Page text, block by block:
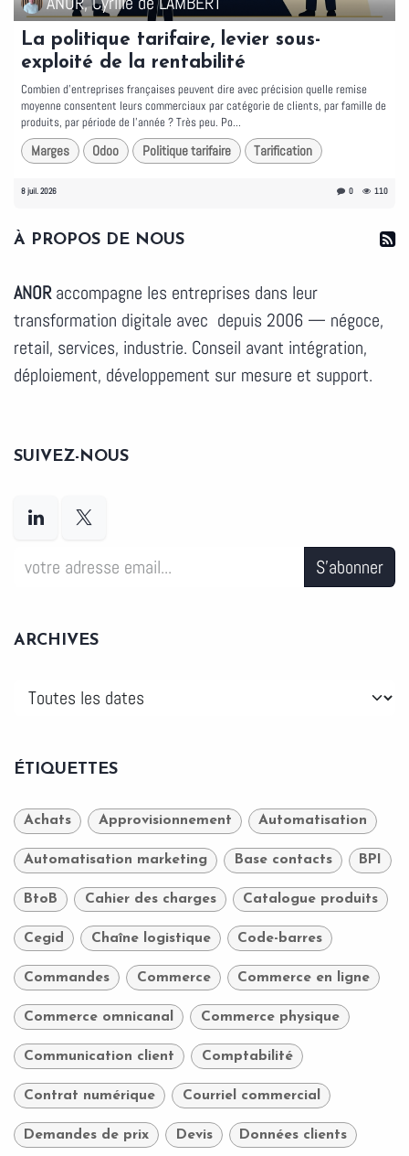
La politique tarifaire, levier sous-
exploité de la rentabilité
Combien d'entreprises françaises peuvent dire avec précision quelle remise
moyenne consentent leurs commerciaux par catégorie de clients, par famille de
produits, par période de l'année ? Très peu. Po...
Marges Odoo Politique tarifaire Tarification
8 juil. 2026 0 110
À PROPOS DE NOUS
ANORaccompagne les entreprises dans leur
transformation digitale avec depuis 2006 — négoce,
retail, services, industrie. Conseil avant intégration,
déploiement, développement sur mesure et support.
SUIVEZ-NOUS
S'abonner
ARCHIVES
ÉTIQUETTES
Achats Approvisionnement Automatisation
Automatisation marketing Base contacts BPI
BtoB Cahier des charges Catalogue produits
Cegid Chaîne logistique Code-barres
Commandes Commerce Commerce en ligne
Commerce omnicanal Commerce physique
Communication client Comptabilité
Contrat numérique Courriel commercial
Demandes de prix Devis Données clients